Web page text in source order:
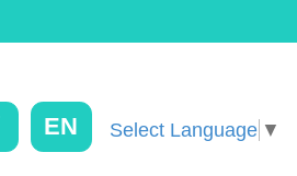
EN Select Language ▼